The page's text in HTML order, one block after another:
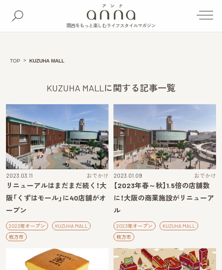
関西をもっと楽しむライフスタイルマガジン
TOP KUZUHA MALL
KUZUHA MALLに関する記事一覧
2023.03.11 おでかけ
リニューアルはまだまだ続く！大
阪「くずはモール」に40店舗がオ
ープン
2023年オープン
KUZUHA MALL
枚方市
2023.01.09 おでかけ
【2023年春～秋】1.5倍の店舗数
に！大阪の商業施設がリニューア
ル
2023年オープン
KUZUHA MALL
枚方市